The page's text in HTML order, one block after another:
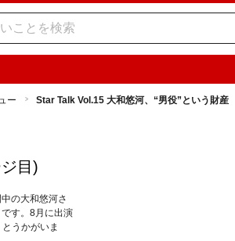
ー Star Talk Vol.15 大和悠河、“男役”という財産
目)
の大和悠河さ
す。8月に出演
うかがいま